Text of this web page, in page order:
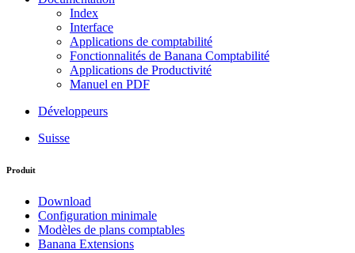
Index
Interface
Applications de comptabilité
Fonctionnalités de Banana Comptabilité
Applications de Productivité
Manuel en PDF
Développeurs
Suisse
Produit
Download
Configuration minimale
Modèles de plans comptables
Banana Extensions